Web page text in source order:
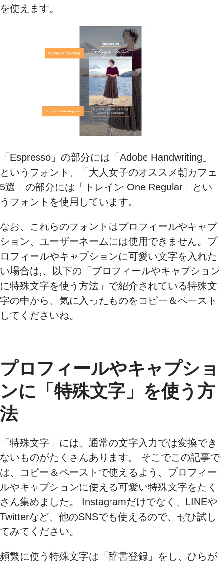
を使えます。
「Espresso」の部分には「Adobe Handwriting」
というフォント、「大人女子のオススメ朝カフェ
5選」の部分には「トレイン One Regular」とい
うフォントを使用しています。
なお、これらのフォントはプロフィールやキャプ
ション、ユーザーネームには使用できません。プ
ロフィールやキャプションに可愛い文字を入れた
い場合は,、以下の「プロフィールやキャプション
に特殊文字を使う方法」で紹介されている特殊文
字の中から、気に入ったものをコピー＆ペースト
してくださいね。
プロフィールやキャプショ
ンに「特殊文字」を使う方
法
「特殊文字」には、通常の文字入力では変換でき
ないものがたくさんあります。 そこでこの記事で
は、コピー＆ペーストで使えるよう、プロフィー
ルやキャプションに使える可愛い特殊文字をたく
さん集めました。 Instagramだけでなく、LINEや
Twitterなど、他のSNSでも使えるので、ぜひ試し
てみてください。
頻繁に使う特殊文字は「辞書登録」をし、ひらが